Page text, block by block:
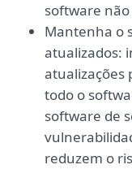
software
Mantenha o
atualizados:
atualizações
todo o
software de
reduzem o